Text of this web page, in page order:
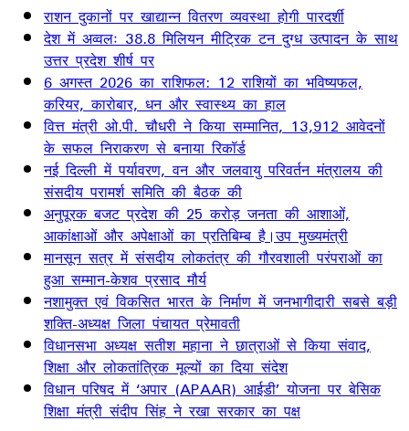
राशन दुकानों पर खाद्यान्न वितरण व्यवस्था होगी पारदर्शी
देश में अव्वलः 38.8 मिलियन मीट्रिक टन दुग्ध उत्पादन के साथ
उत्तर प्रदेश शीर्ष पर
6 अगस्त 2026 का राशिफल: 12 राशियों का भविष्यफल,
करियर, कारोबार, धन और स्वास्थ्य का हाल
वित्त मंत्री ओ.पी. चौधरी ने किया सम्मानित, 13,912 आवेदनों
के सफल निराकरण से बनाया रिकॉर्ड
नई दिल्ली में पर्यावरण, वन और जलवायु परिवर्तन मंत्रालय की
संसदीय परामर्श समिति की बैठक की
अनुपूरक बजट प्रदेश की 25 करोड़ जनता की आशाओं,
आकांक्षाओं और अपेक्षाओं का प्रतिबिम्ब है।उप मुख्यमंत्री
मानसून सत्र में संसदीय लोकतंत्र की गौरवशाली परंपराओं का
हुआ सम्मान-केशव प्रसाद मौर्य
नशामुक्त एवं विकसित भारत के निर्माण में जनभागीदारी सबसे बड़ी
शक्ति-अध्यक्ष जिला पंचायत प्रेमावती
विधानसभा अध्यक्ष सतीश महाना ने छात्राओं से किया संवाद,
शिक्षा और लोकतांत्रिक मूल्यों का दिया संदेश
विधान परिषद में ‘अपार (APAAR) आईडी’ योजना पर बेसिक
शिक्षा मंत्री संदीप सिंह ने रखा सरकार का पक्ष